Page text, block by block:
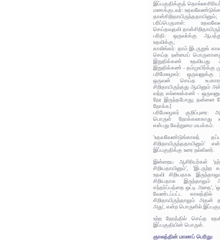
இப்பகுதிக்குத்
மணக்குடவர்:
தான்சிறிதாயிருந்ததாயினும்;
பரிப்பெருமாள்:
செய்தவுதவி
பரிதி: ஒருவர்க்கு
உதவிக்கு;
காலிங்கர்: தாம் இடருறுங்
செய்த நன்மைப்
இறுதிக்கண் உதவியது
இறுதிக்கண் - தம்முயிர்க்கு
பரிமேலழகர்:
ஒருவன் செய்த
சிறிதாயிருந்தது
வந்த எல்லைக்கண் -
நேர இருந்தபோது; தன்னை
நோக்க]
பரிமேலழகர்
பொருள் நோக்கலாகாது
என்பது வேற்றுமை மயக்கம்.
'உதவவேண்டுங்காலந்
சிறிதாயிருந்ததாயினும்'
இப்பகுதிக்கு உரை நல்கினர்.
இன்றைய ஆசிரியர்கள்
சிறியதாயினும்',
உதவி சிறியதாக
சிறியதாக
சந்தர்ப்பத்தை ஒட்டி அதை',
வேண்டப்பட்ட
சிறிதாயிருந்தாலும்
அது', என்ற பொருளில்
உற்ற நேரத்தில் செய்த
இப்பகுதியின் பொருள்.
ஞாலத்தின் மாணப் பெரிது: